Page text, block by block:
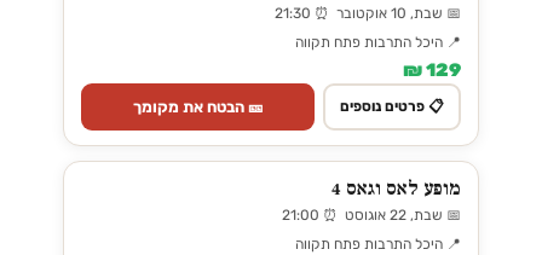
📅 שבת, 10 אוקטובר ⏰ 21:30
📍 היכל התרבות פתח תקווה
129 ₪
📋 פרטים נוספים 🎫 הבטח את מקומך
מופע לאס וגאס 4
📅 שבת, 22 אוגוסט ⏰ 21:00
📍 היכל התרבות פתח תקווה